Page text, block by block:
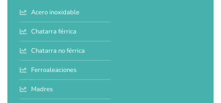
Acero inoxidable
Chatarra férrica
Chatarra no férrica
Ferroaleaciones
Madres